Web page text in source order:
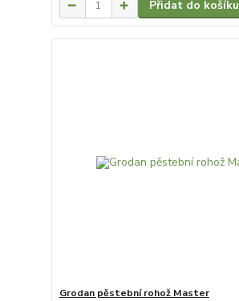
Přidat do košíku
Grodan pěstební rohož Master